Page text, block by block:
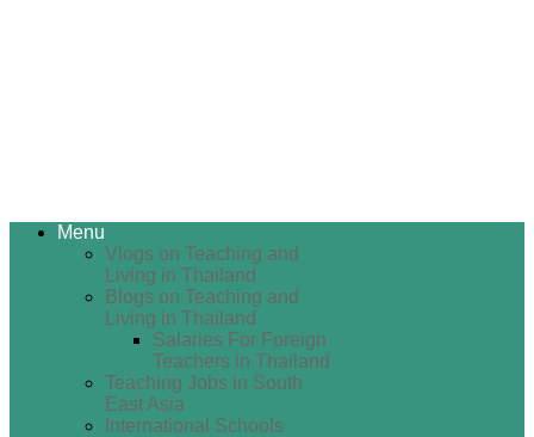
Menu
Vlogs on Teaching and
Living in Thailand
Blogs on Teaching and
Living in Thailand
Salaries For Foreign
Teachers in Thailand
Teaching Jobs in South
East Asia
International Schools